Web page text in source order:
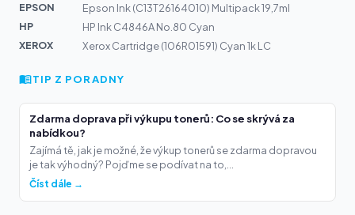
EPSON
Epson Ink (C13T26164010) Multipack 19,7ml
HP
HP Ink C4846A No.80 Cyan
XEROX
Xerox Cartridge (106R01591) Cyan 1k LC
TIP Z PORADNY
Zdarma doprava při výkupu tonerů: Co se skrývá za
nabídkou?
Zajímá tě, jak je možné, že výkup tonerů se zdarma dopravou
je tak výhodný? Pojďme se podívat na to,...
Číst dále →